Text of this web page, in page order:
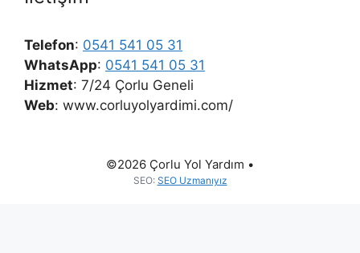
Telefon: 0541 541 05 31
WhatsApp: 0541 541 05 31
Hizmet: 7/24 Çorlu Geneli
Web: www.corluyolyardimi.com/
©2026 Çorlu Yol Yardım •
SEO: SEO Uzmanıyız